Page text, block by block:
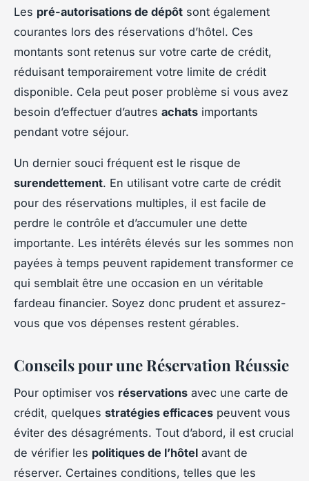
Les pré-autorisations de dépôt sont également
courantes lors des réservations d’hôtel. Ces
montants sont retenus sur votre carte de crédit,
réduisant temporairement votre limite de crédit
disponible. Cela peut poser problème si vous avez
besoin d’effectuer d’autres achats importants
pendant votre séjour.
Un dernier souci fréquent est le risque de
surendettement. En utilisant votre carte de crédit
pour des réservations multiples, il est facile de
perdre le contrôle et d’accumuler une dette
importante. Les intérêts élevés sur les sommes non
payées à temps peuvent rapidement transformer ce
qui semblait être une occasion en un véritable
fardeau financier. Soyez donc prudent et assurez-
vous que vos dépenses restent gérables.
Conseils pour une Réservation Réussie
Pour optimiser vos réservations avec une carte de
crédit, quelques stratégies efficaces peuvent vous
éviter des désagréments. Tout d’abord, il est crucial
de vérifier les politiques de l’hôtel avant de
réserver. Certaines conditions, telles que les